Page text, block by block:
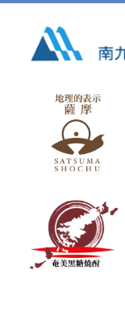
会社概要
ご挨拶
概要・沿革・組織図
事業所案内
採用情報